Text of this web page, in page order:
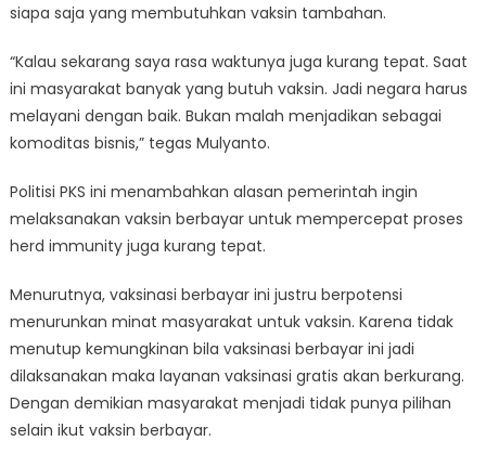
siapa saja yang membutuhkan vaksin tambahan.
“Kalau sekarang saya rasa waktunya juga kurang tepat. Saat
ini masyarakat banyak yang butuh vaksin. Jadi negara harus
melayani dengan baik. Bukan malah menjadikan sebagai
komoditas bisnis,” tegas Mulyanto.
Politisi PKS ini menambahkan alasan pemerintah ingin
melaksanakan vaksin berbayar untuk mempercepat proses
herd immunity juga kurang tepat.
Menurutnya, vaksinasi berbayar ini justru berpotensi
menurunkan minat masyarakat untuk vaksin. Karena tidak
menutup kemungkinan bila vaksinasi berbayar ini jadi
dilaksanakan maka layanan vaksinasi gratis akan berkurang.
Dengan demikian masyarakat menjadi tidak punya pilihan
selain ikut vaksin berbayar.